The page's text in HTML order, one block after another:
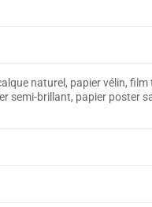
naturel, papier vélin,
brillant, papier poster